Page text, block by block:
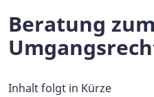
Beratung zum
Inhalt folgt in Kürze